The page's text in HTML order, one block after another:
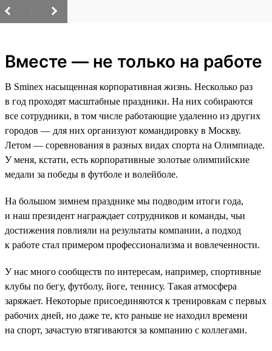
Вместе — не только на работе
В Sminex насыщенная корпоративная жизнь. Несколько раз
в год проходят масштабные праздники. На них собираются
все сотрудники, в том числе работающие удаленно из других
городов — для них организуют командировку в Москву.
Летом — соревнования в разных видах спорта на Олимпиаде.
У меня, кстати, есть корпоративные золотые олимпийские
медали за победы в футболе и волейболе.
На большом зимнем празднике мы подводим итоги года,
и наш президент награждает сотрудников и команды, чьи
достижения повлияли на результаты компании, а подход
к работе стал примером профессионализма и вовлеченности.
У нас много сообществ по интересам, например, спортивные
клубы по бегу, футболу, йоге, теннису. Такая атмосфера
заряжает. Некоторые присоединяются к тренировкам с первых
рабочих дней, но даже те, кто раньше не находил времени
на спорт, зачастую втягиваются за компанию с коллегами.